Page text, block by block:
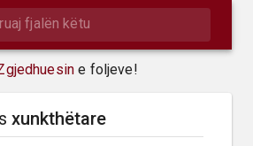
e foljeve!
xunkthëtare